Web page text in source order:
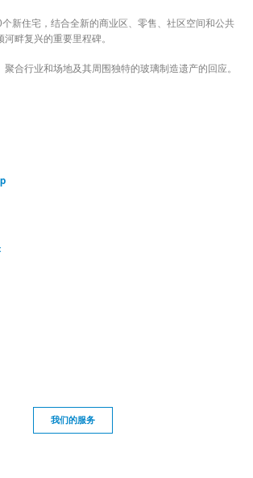
新住宅，结合全新的商业区、零售、社区空间和公共
畔复兴的重要里程碑。
合行业和场地及其周围独特的玻璃制造遗产的回应。
我们的服务